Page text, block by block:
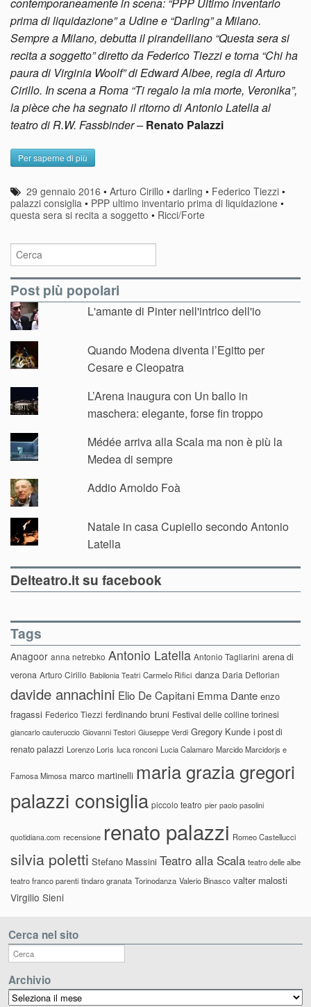
contemporaneamente in scena: “PPP Ultimo inventario
prima di liquidazione” a Udine e “Darling” a Milano.
Sempre a Milano, debutta il pirandelliano “Questa sera si
recita a soggetto” diretto da Federico Tiezzi e torna “Chi ha
paura di Virginia Woolf” di Edward Albee, regia di Arturo
Cirillo. In scena a Roma “Ti regalo la mia morte, Veronika”,
la pièce che ha segnato il ritorno di Antonio Latella al
teatro di R.W. Fassbinder –Renato Palazzi
Per saperne di più
29 gennaio 2016 •Arturo Cirillo •darling • Federico Tiezzi •
palazzi consiglia • PPP ultimo inventario prima di liquidazione •
questa sera si recita a soggetto • Ricci/Forte
Post più popolari
L'amante di Pinter nell'intrico dell'io
Quando Modena diventa l’Egitto per
Cesare e Cleopatra
L’Arena inaugura con Un ballo in
maschera: elegante, forse fin troppo
Médée arriva alla Scala ma non è più la
Medea di sempre
Addio Arnoldo Foà
Natale in casa Cupiello secondo Antonio
Latella
Delteatro.it su facebook
Tags
Anagoor anna netrebko Antonio Latella Antonio Tagliarini arena di
verona Arturo Cirillo Babilonia Teatri Carmelo Rifici danza Daria Deflorian
davide annachini Elio De Capitani Emma Dante enzo
fragassi Federico Tiezzi ferdinando bruni Festival delle colline torinesi
giancarlo cauteruccio Giovanni Testori Giuseppe Verdi Gregory Kunde i post di
renato palazzi Lorenzo Loris luca ronconi Lucia Calamaro Marcido Marcidorjs e
Famosa Mimosa marco martinelli maria grazia gregori
palazzi consiglia piccolo teatro pier paolo pasolini
quotidiana.com recensione renato palazzi Romeo Castellucci
silvia poletti Stefano Massini Teatro alla Scala teatro delle albe
teatro franco parenti tindaro granata Torinodanza Valerio Binasco valter malosti
Virgilio Sieni
Cerca nel sito
Archivio
Archivio